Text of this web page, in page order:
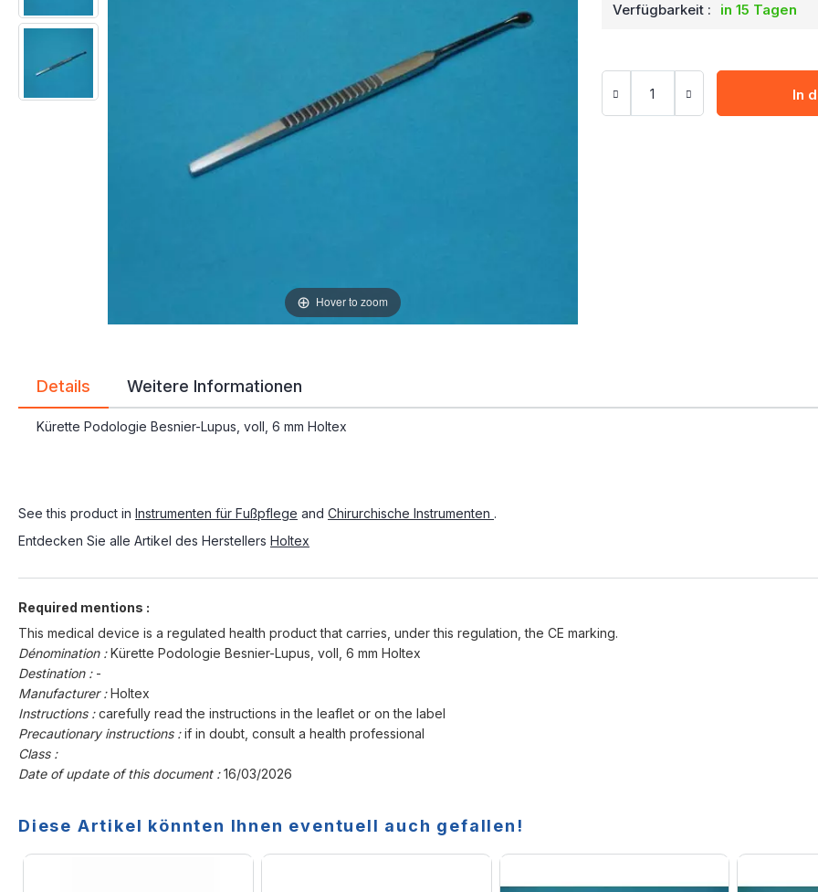
Verfügbarkeit : in 15 Tagen
In
Hover to zoom
Details
Kürette Podologie Besnier-Lupus, voll, 6 mm Holtex
Weitere Informationen
See this product in Instrumenten für Fußpflege and Chirurchische Instrumenten .
Entdecken Sie alle Artikel des Herstellers Holtex
Required mentions :
This medical device is a regulated health product that carries, under this regulation, the CE marking.
Dénomination :Kürette Podologie Besnier-Lupus, voll, 6 mm Holtex
Destination : -
Manufacturer :Holtex
Instructions :carefully read the instructions in the leaflet or on the label
Precautionary instructions :if in doubt, consult a health professional
Class :
Date of update of this document :16/03/2026
Diese Artikel könnten Ihnen eventuell auch gefallen!